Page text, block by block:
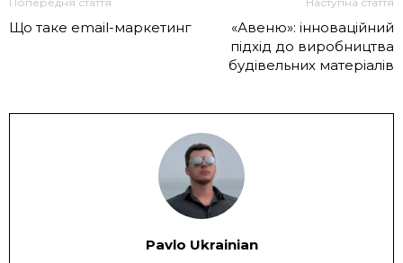
Що таке email-маркетинг
«Авеню»: інноваційний
підхід до виробництва
будівельних матеріалів
Pavlo Ukrainian